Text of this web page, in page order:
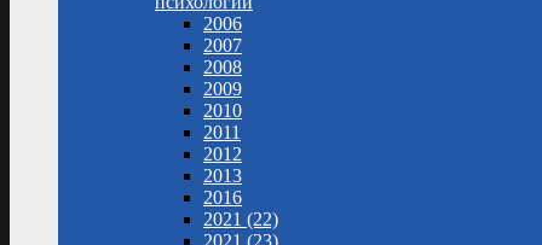
2006
2007
2008
2009
2010
2011
2012
2013
2016
2021 (22)
2021 (23)